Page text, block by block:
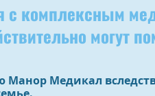
с комплексным
могут
Медикал